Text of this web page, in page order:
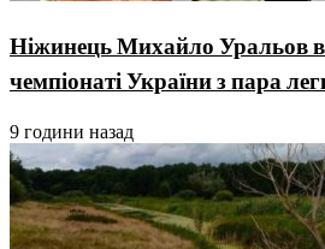
Ніжинець Михайло Уральов
чемпіонаті України з пара
9 години назад